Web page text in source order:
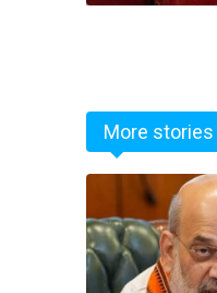
More stories